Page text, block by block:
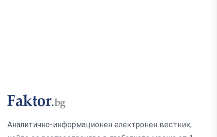
Аналитично-информационен електронен вестник,